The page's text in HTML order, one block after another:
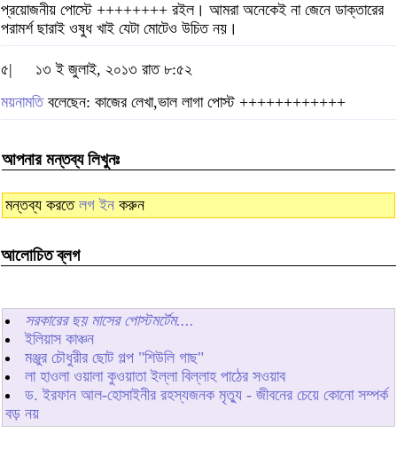
প্রয়োজনীয় পোস্টে ++++++++ রইল। আমরা অনেকেই না জেনে ডাক্তারের
পরামর্শ ছারাই ওষুধ খাই যেটা মোটেও উচিত নয়।
৫|
১৩ ই জুলাই, ২০১৩ রাত ৮:৫২
ময়নামতিবলেছেন: কাজের লেখা,ভাল লাগা পোস্ট ++++++++++++
আপনার মন্তব্য লিখুনঃ
মন্তব্য করতে লগ ইন করুন
আলোচিত ব্লগ
সরকারের ছয় মাসের পোস্টমর্টেম....
ইলিয়াস কাঞ্চন
মঞ্জুর চৌধুরীর ছোট গল্প "শিউলি গাছ"
লা হাওলা ওয়ালা কুওয়াতা ইল্লা বিল্লাহ পাঠের সওয়াব
ড. ইরফান আল-হোসাইনীর রহস্যজনক মৃত্যু - জীবনের চেয়ে কোনো সম্পর্ক
বড় নয়